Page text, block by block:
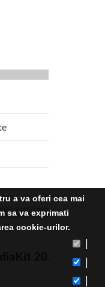
2020
a va oferi cea mai
sa va exprimati
cookie-urilor.